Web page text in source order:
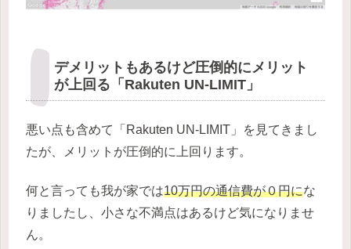
デメリットもあるけど圧倒的にメリット
が上回る「Rakuten UN-LIMIT」
悪い点も含めて「Rakuten UN-LIMIT」を見てきまし
たが、メリットが圧倒的に上回ります。
何と言っても我が家では10万円の通信費が０円にな
りましたし、小さな不満点はあるけど気になりませ
ん。